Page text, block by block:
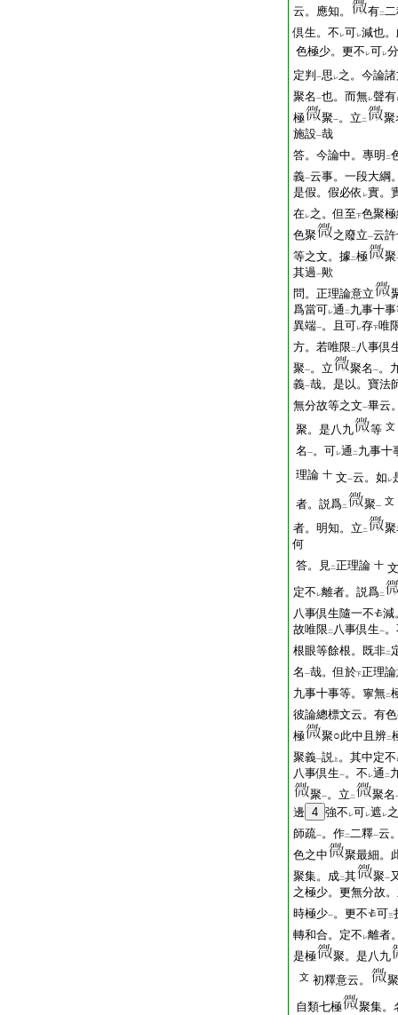
云。應知。
有二
倶生。不 レ可レ減也
色極少。更不 レ可レ
定判 一思 レ之。今論
聚名 一也。而無レ聲有
極 聚一。立 二
聚
施設一哉
答。今論中。專明 二
義一云事。一段大綱
是假。假必依 レ實。
在レ之。但至下色聚
色聚
之廢立一云
等之文。據二極 聚
其過一歟
問。正理論意立
爲當可レ通 二 九事十
異端一。且可レ存下唯
方。若唯限 二 八事倶
聚一。立 聚名 一。
義一哉。是以。寶法
無分故等之文一畢云
聚。是八九
等 文
名 一。可レ通 二 九事十
理論 十 文一云。如 レ
者。説爲二 聚一 文
者。明知。立 二
何
答。見二正理論 十 文
定不 レ離者。説爲二
八事倶生隨一不
減
故唯限 二 八事倶生一
根眼等餘根。既非二
名 一哉。但於下正理
九事十事等。寧無二
彼論總標文云。有
極
聚○此中且辨二
聚義一説 上 。其中定不
八事倶生一。不 レ通 二
聚一。立 二 聚名
邊 4 強不 レ可レ遮 レ
師疏一。作二二釋一云
色之中
聚最細。
聚集。成二其 聚一
之極少。更無分故
時極少一。更不 可三
轉和合。定不 レ離者
是極
聚。是八九
文 初釋意云。
自類七極
聚集。